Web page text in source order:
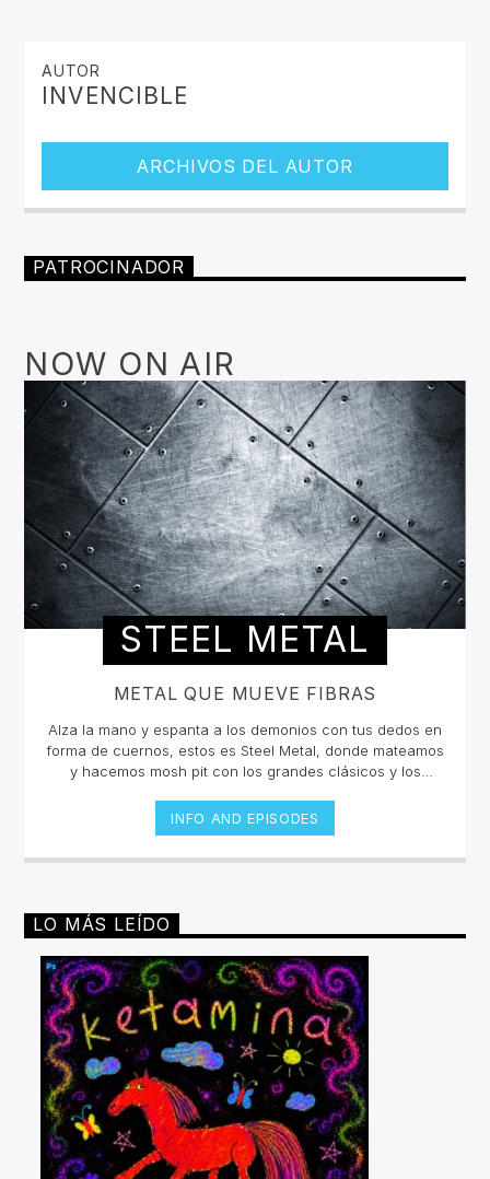
AUTOR
INVENCIBLE
ARCHIVOS DEL AUTOR
PATROCINADOR
NOW ON AIR
STEEL METAL
METAL QUE MUEVE FIBRAS
Alza la mano y espanta a los demonios con tus dedos en
forma de cuernos, estos es Steel Metal, donde mateamos
y hacemos mosh pit con los grandes clásicos y los
Symphonic Metal, Doom, Stoner, Nu Metal, Glam metal,
Speed Metal, Black Metal, Metal Progresivo ¡y más
ruido!Miércoles 6pm a 8 pm | Domingo 10 am a 12 pm por
INFO AND EPISODES
LO MÁS LEÍDO